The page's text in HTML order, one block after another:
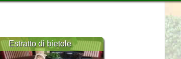
Estratto di bietole